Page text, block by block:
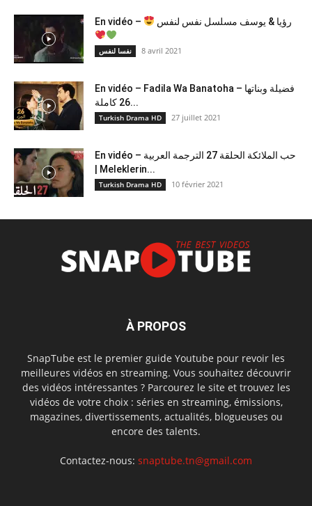
En vidéo – رؤيا & يوسف مسلسل نفس لنفس
نفسا لنفس 8 avril 2021
En vidéo – Fadila Wa Banatoha – فضيلة وبناتها
26 كاملة...
Turkish Drama HD 27 juillet 2021
En vidéo – حب الملائكة الحلقة 27 الترجمة العربية
| Meleklerin...
Turkish Drama HD 10 février 2021
À PROPOS
SnapTube est le premier guide Youtube pour revoir les
meilleures vidéos en streaming. Vous souhaitez découvrir
des vidéos intéressantes ? Parcourez le site et trouvez les
vidéos de votre choix : séries en streaming, émissions,
magazines, divertissements, actualités, blogueuses ou
encore des talents.
Contactez-nous: snaptube.tn@gmail.com